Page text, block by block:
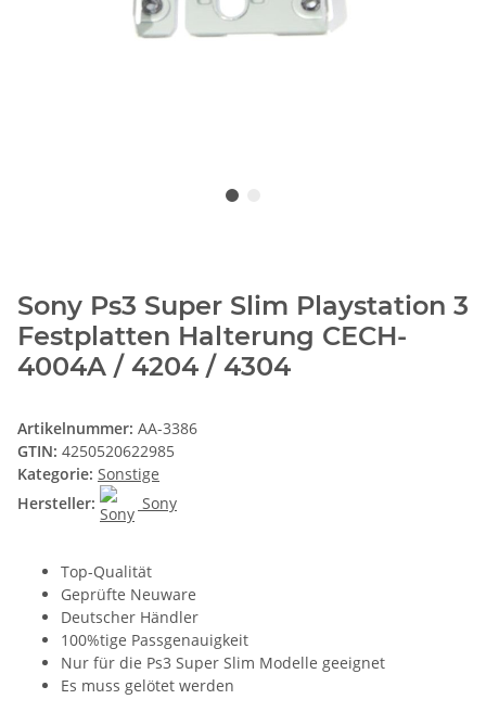
Sony Ps3 Super Slim Playstation 3
Festplatten Halterung CECH-
4004A / 4204 / 4304
Artikelnummer: AA-3386
GTIN: 4250520622985
Kategorie: Sonstige
Hersteller:
Sony
Top-Qualität
Geprüfte Neuware
Deutscher Händler
100%tige Passgenauigkeit
Nur für die Ps3 Super Slim Modelle geeignet
Es muss gelötet werden